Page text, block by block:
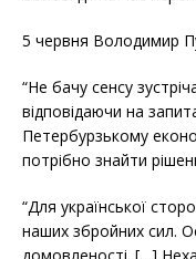
5 червня Володимир
“Не бачу сенсу
відповідаючи на
Петербурзькому
потрібно знайти
“Для української
наших збройних сил.